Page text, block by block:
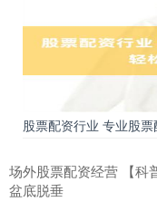
股票配资行业 专业股
场外股票配资经营 【
盆底脱垂